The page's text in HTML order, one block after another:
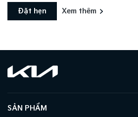
Đặt hẹn Xem thêm
SẢN PHẨM